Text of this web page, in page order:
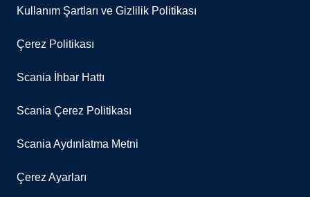
Kullanım Şartları ve Gizlilik Politikası
Çerez Politikası
Scania İhbar Hattı
Scania Çerez Politikası
Scania Aydınlatma Metni
Çerez Ayarları